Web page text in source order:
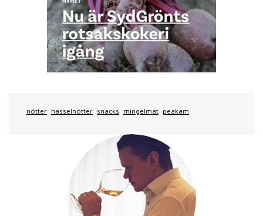
nötter hasselnötter snacks mingelmat peakam